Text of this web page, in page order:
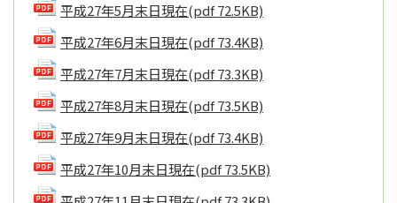
平成27年5月末日現在(pdf 72.5KB)
平成27年6月末日現在(pdf 73.4KB)
平成27年7月末日現在(pdf 73.3KB)
平成27年8月末日現在(pdf 73.5KB)
平成27年9月末日現在(pdf 73.4KB)
平成27年10月末日現在(pdf 73.5KB)